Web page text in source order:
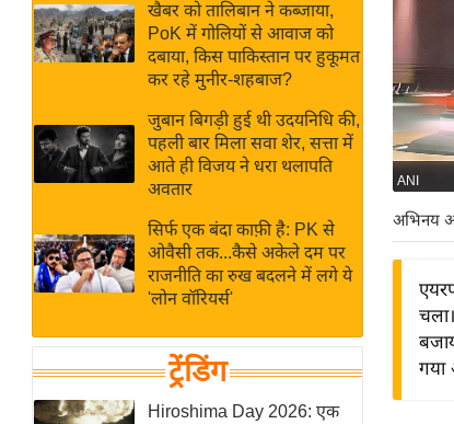
Hindi
Hindi
Videos
राय
बजट
IPL
2026
ई-पेपर
मिसाल बेमिसाल
शख्सियत
यंग इंडिया
साहित्य जगत
ऑटो वर्ल्ड
खैबर को तालिबान ने कब्जाया,
PoK में गोलियों से आवाज को
दबाया, किस पाकिस्तान पर हुकूमत
कर रहे मुनीर-शहबाज?
जुबान बिगड़ी हुई थी उदयनिधि की,
पहली बार मिला सवा शेर, सत्ता में
आते ही विजय ने धरा थलापति
अवतार
सिर्फ एक बंदा काफ़ी है: PK से
ओवैसी तक...कैसे अकेले दम पर
राजनीति का रुख बदलने में लगे ये
'लोन वॉरियर्स'
ट्रेंडिंग
Hiroshima Day 2026: एक
ANI
अभिनय
गया